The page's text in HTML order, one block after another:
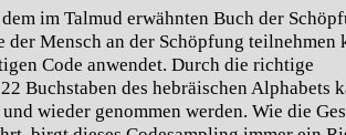
dem im Talmud erwähnten Buch der
Mensch an der Schöpfung teilnehmen
Code anwendet. Durch die richtige
Buchstaben des hebräischen Alphabets
wieder genommen werden. Wie die